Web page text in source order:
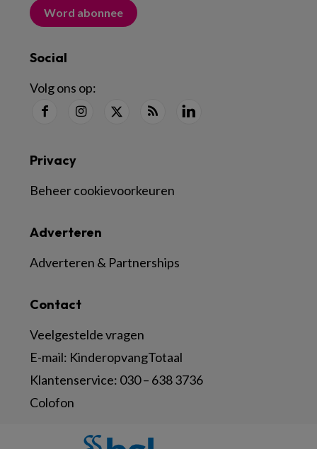
Word abonnee
Social
Volg ons op:
Contact
Veelgestelde vragen
E-mail: KinderopvangTotaal
Klantenservice: 030 – 638 3736
Colofon
Adverteren
Adverteren & Partnerships
Privacy
Beheer cookievoorkeuren